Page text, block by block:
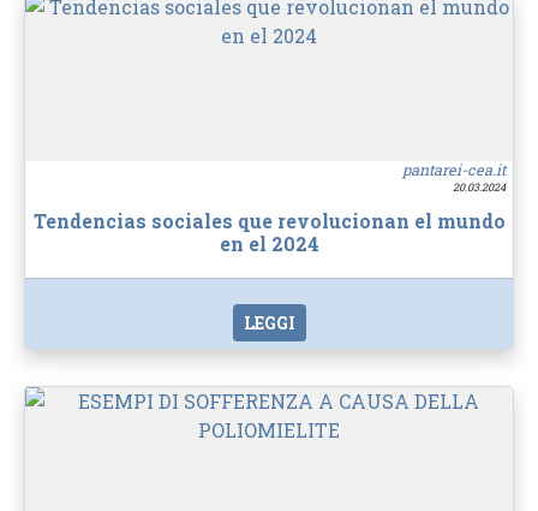
pantarei-cea.it
20.03.2024
Tendencias sociales que revolucionan el mundo
en el 2024
LEGGI